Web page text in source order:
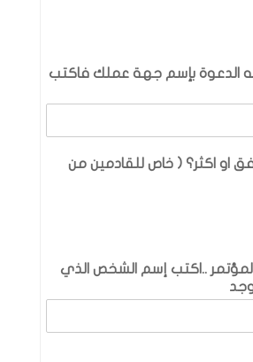
الدعوة بإسم جهة عملك فاكتب
او اكثر؟ ( خاص للقادمين من
..اكتب إسم الشخص الذي